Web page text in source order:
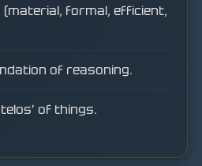
formal, efficient,
of reasoning.
of things.